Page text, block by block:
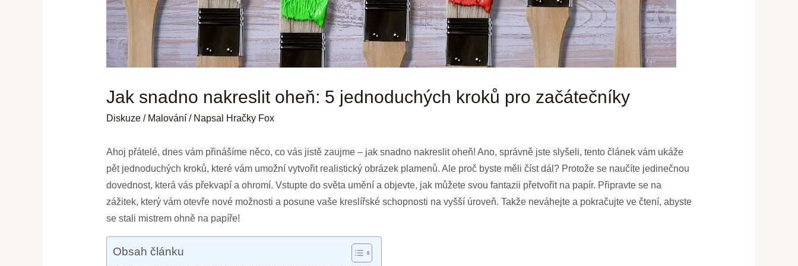
Jak snadno nakreslit oheň: 5 jednoduchých kroků pro začátečníky
Diskuze / Malování/ Napsal Hračky Fox
Ahoj přátelé, dnes vám přinášíme něco, co vás jistě zaujme – jak snadno nakreslit oheň! Ano, správně jste slyšeli, tento článek vám ukáže
pět jednoduchých kroků, které vám umožní vytvořit realistický obrázek plamenů. Ale proč byste měli číst dál? Protože se naučíte jedinečnou
dovednost, která vás překvapí a ohromí. Vstupte do světa umění a objevte, jak můžete svou fantazii přetvořit na papír. Připravte se na
zážitek, který vám otevře nové možnosti a posune vaše kreslířské schopnosti na vyšší úroveň. Takže neváhejte a pokračujte ve čtení, abyste
se stali mistrem ohně na papíře!
Obsah článku